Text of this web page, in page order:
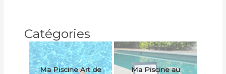
Catégories
Ma Piscine Art de
Ma Piscine au